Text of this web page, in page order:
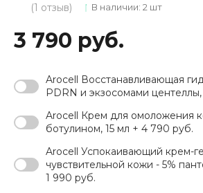
(1 отзыв) В наличии: 2 шт
3 790 руб.
Arocell Восстанавливающая
PDRN и экзосомами центеллы,
Arocell Крем для омоложения
ботулином, 15 мл + 4 790 руб.
Arocell Успокаивающий крем-
чувствительной кожи - 5%
1 990 руб.